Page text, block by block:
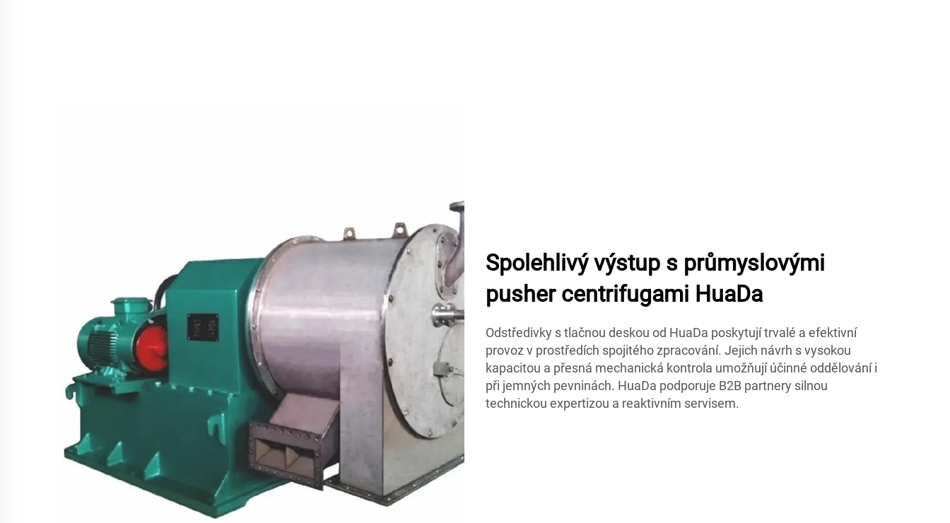
Spolehlivý výstup s průmyslovými
pusher centrifugami HuaDa
Odstředivky s tlačnou deskou od HuaDa poskytují trvalé a efektivní
provoz v prostředích spojitého zpracování. Jejich návrh s vysokou
kapacitou a přesná mechanická kontrola umožňují účinné oddělování i
při jemných pevninách. HuaDa podporuje B2B partnery silnou
technickou expertizou a reaktivním servisem.